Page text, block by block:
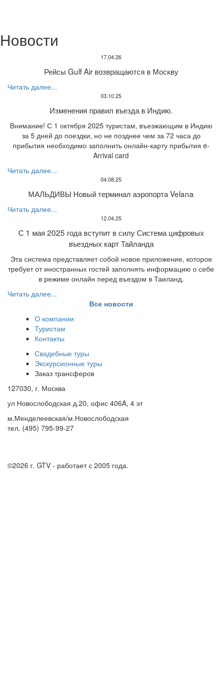
Новости
17.04.26
Рейсы Gulf Air возвращаются в Москву
Читать далее...
03.10.25
Изменения правил въезда в Индию.
Внимание! С 1 октября 2025 туристам, въезжающим в Индию
за 5 дней до поездки, но не позднее чем за 72 часа до
прибытия необходимо заполнить онлайн-карту прибытия e-
Arrival card
Читать далее...
04.08.25
МАЛЬДИВЫ Новый терминал аэропорта Velana
Читать далее...
12.04.25
С 1 мая 2025 года вступит в силу Система цифровых
въездных карт Тайланда
Эта система представляет собой новое приложение, которое
требует от иностранных гостей заполнять информацию о себе
в режиме онлайн перед въездом в Таиланд.
Читать далее...
Все новости
О компании
Туристам
Контакты
Свадебные туры
Экскурсионные туры
Заказ трансферов
127030, г. Москва
ул Новослободская д.20, офис 406A, 4 эт
м.Менделеевская/м.Новослободская
тел. (495) 795-99-27
©2026 г. GTV - работает с 2005 года.